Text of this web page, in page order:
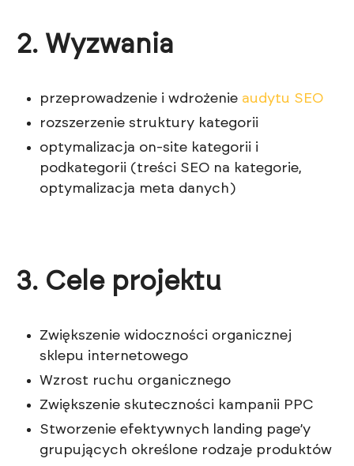
2. Wyzwania
przeprowadzenie i wdrożenie audytu SEO
rozszerzenie struktury kategorii
optymalizacja on-site kategorii i
podkategorii (treści SEO na kategorie,
optymalizacja meta danych)
3. Cele projektu
Zwiększenie widoczności organicznej
sklepu internetowego
Wzrost ruchu organicznego
Zwiększenie skuteczności kampanii PPC
Stworzenie efektywnych landing page’y
grupujących określone rodzaje produktów